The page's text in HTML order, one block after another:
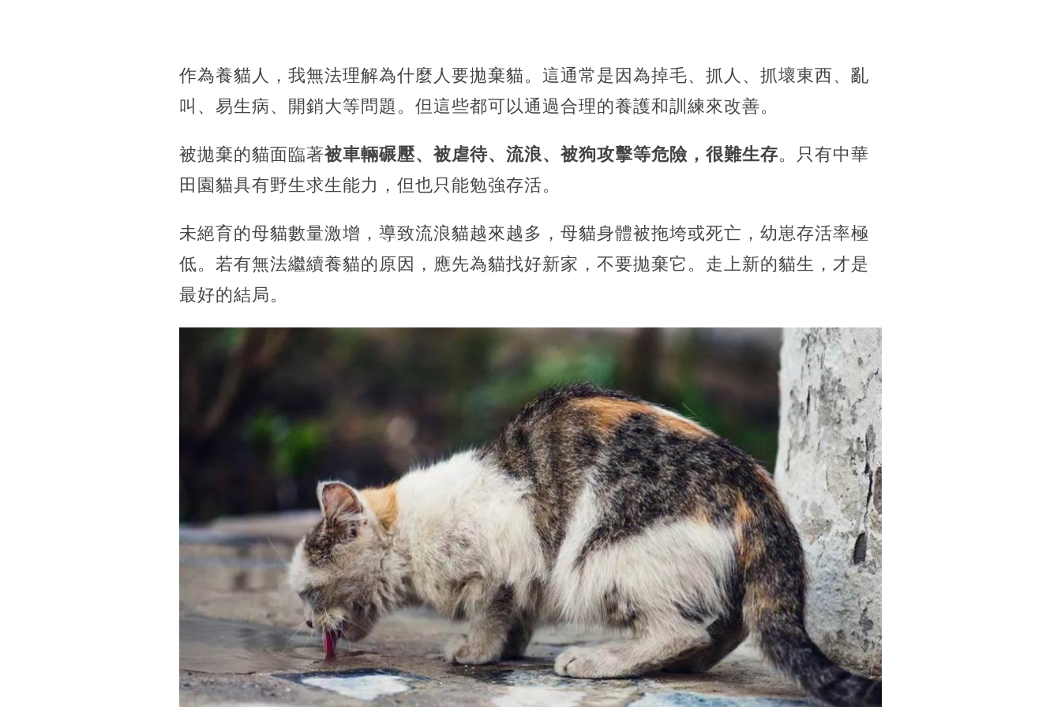
作為養貓人，我無法理解為什麼人要拋棄貓。這通常是因為掉毛、抓人、抓壞東西、亂
叫、易生病、開銷大等問題。但這些都可以通過合理的養護和訓練來改善。
被拋棄的貓面臨著被車輛碾壓、被虐待、流浪、被狗攻擊等危險，很難生存。只有中華
田園貓具有野生求生能力，但也只能勉強存活。
未絕育的母貓數量激增，導致流浪貓越來越多，母貓身體被拖垮或死亡，幼崽存活率極
低。若有無法繼續養貓的原因，應先為貓找好新家，不要拋棄它。走上新的貓生，才是
最好的結局。